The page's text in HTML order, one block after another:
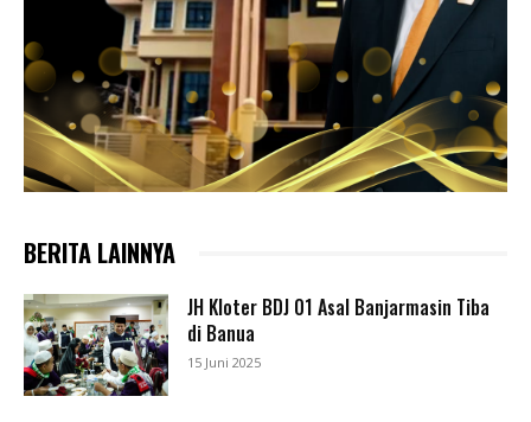
BERITA LAINNYA
JH Kloter BDJ 01 Asal Banjarmasin Tiba
di Banua
15 Juni 2025